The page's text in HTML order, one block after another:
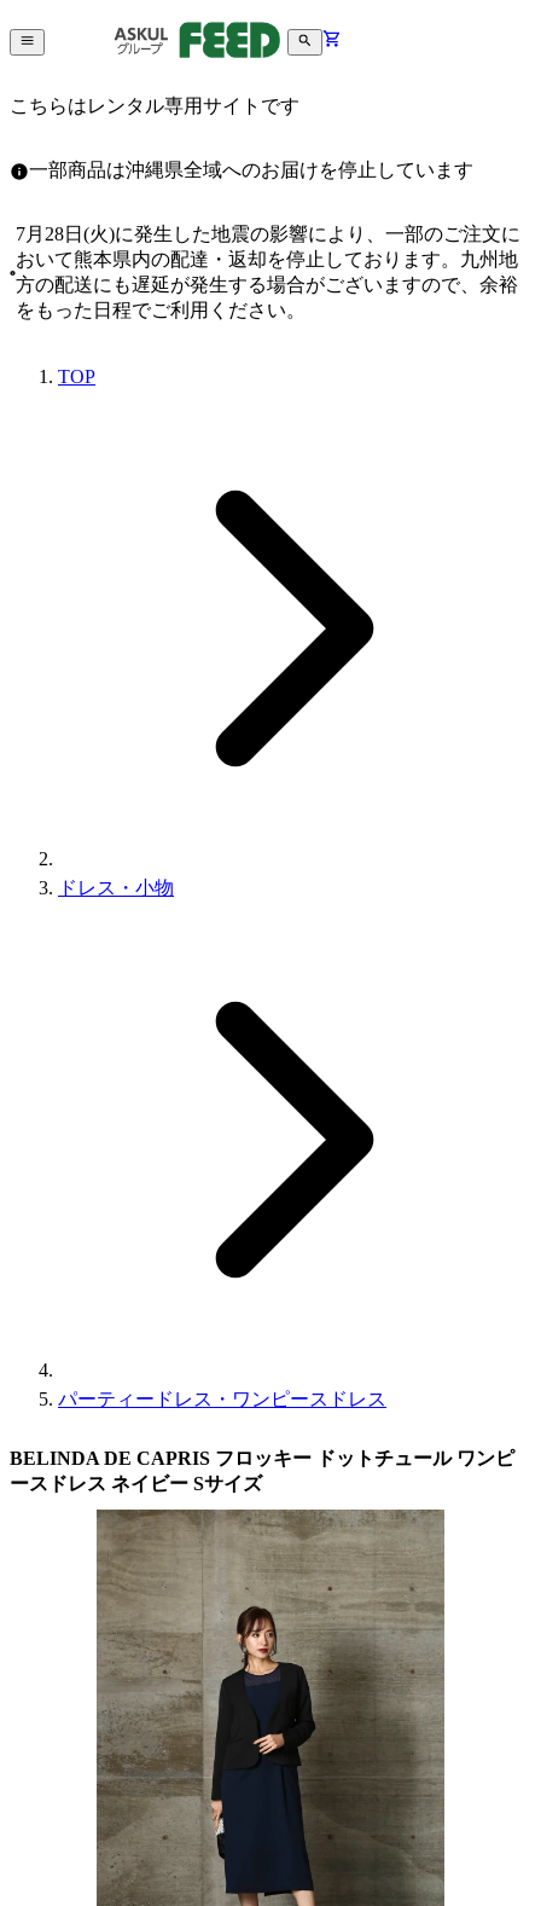
こちらはレンタル専用サイトです
一部商品は沖縄県全域へのお届けを停止しています
7月28日(火)に発生した地震の影響により、一部のご注文に
おいて熊本県内の配達・返却を停止しております。九州地
方の配送にも遅延が発生する場合がございますので、余裕
をもった日程でご利用ください。
TOP
ドレス・小物
パーティードレス・ワンピースドレス
BELINDA DE CAPRIS フロッキー ドットチュール ワンピ
ースドレス ネイビー Sサイズ